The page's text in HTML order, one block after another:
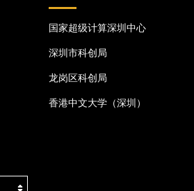
国家超级计算深圳中心
深圳市科创局
龙岗区科创局
香港中文大学（深圳）